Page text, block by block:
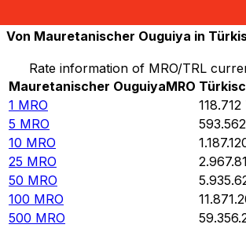
Von Mauretanischer Ouguiya in
Rate information of MRO/TRL
Mauretanischer OuguiyaMRO
1 MRO 118.712
5 MRO 593.562
10 MRO
25 MRO
50 MRO
100 MRO
500 MRO